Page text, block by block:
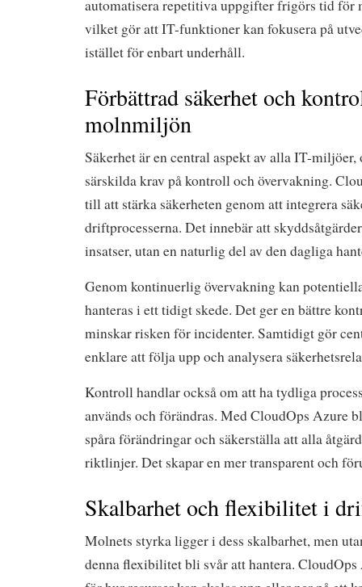
automatisera repetitiva uppgifter frigörs tid för
vilket gör att IT-funktioner kan fokusera på
istället för enbart underhåll.
Förbättrad säkerhet och
molnmiljön
Säkerhet är en central aspekt av alla IT-
särskilda krav på kontroll och övervakning.
till att stärka säkerheten genom att integrera
driftprocesserna. Det innebär att
insatser, utan en naturlig del av den dagliga
Genom kontinuerlig övervakning kan
hanteras i ett tidigt skede. Det ger en bättre
minskar risken för incidenter. Samtidigt gör
enklare att följa upp och analysera
Kontroll handlar också om att ha tydliga
används och förändras. Med CloudOps Azure
spåra förändringar och säkerställa att alla
riktlinjer. Det skapar en mer transparent och
Skalbarhet och flexibilitet i
Molnets styrka ligger i dess skalbarhet, men
denna flexibilitet bli svår att hantera. CloudOps